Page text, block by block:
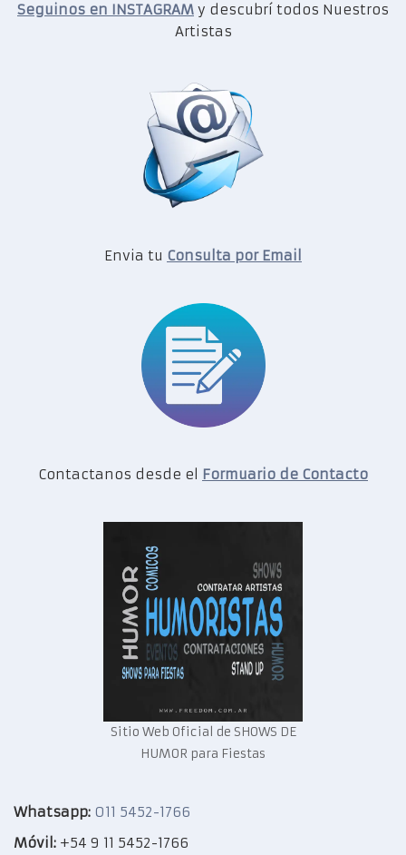
Seguinos en INSTAGRAM y descubrí todos Nuestros
Artistas
Envia tu Consulta por Email
Contactanos desde el Formuario de Contacto
Sitio Web Oficial de SHOWS DE
HUMOR para Fiestas
Whatsapp: 011 5452-1766
Móvil: +54 9 11 5452-1766